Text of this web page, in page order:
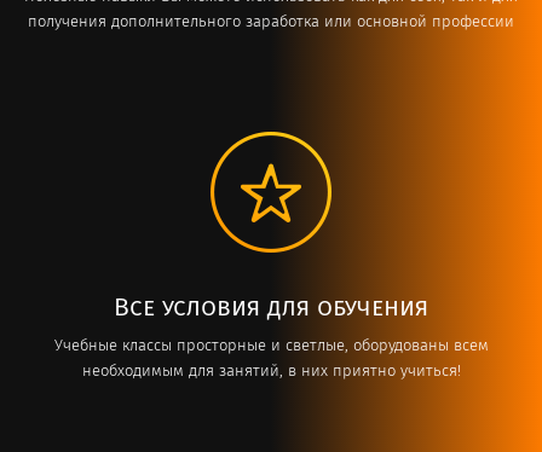
получения дополнительного заработка или основной профессии
Все условия для обучения
Учебные классы просторные и светлые, оборудованы всем
необходимым для занятий, в них приятно учиться!